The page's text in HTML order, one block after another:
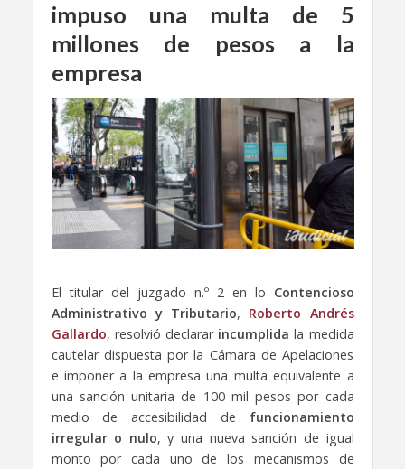
impuso una multa de 5
millones de pesos a la
empresa
El titular del juzgado n.º 2 en lo Contencioso
Administrativo y Tributario, Roberto Andrés
Gallardo, resolvió declarar incumplida la medida
cautelar dispuesta por la Cámara de Apelaciones
e imponer a la empresa una multa equivalente a
una sanción unitaria de 100 mil pesos por cada
medio de accesibilidad de funcionamiento
irregular o nulo, y una nueva sanción de igual
monto por cada uno de los mecanismos de